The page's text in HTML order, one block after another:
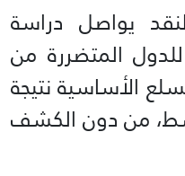
يواصل دراسة
المتضررة من
الأساسية نتيجة
من دون الكشف